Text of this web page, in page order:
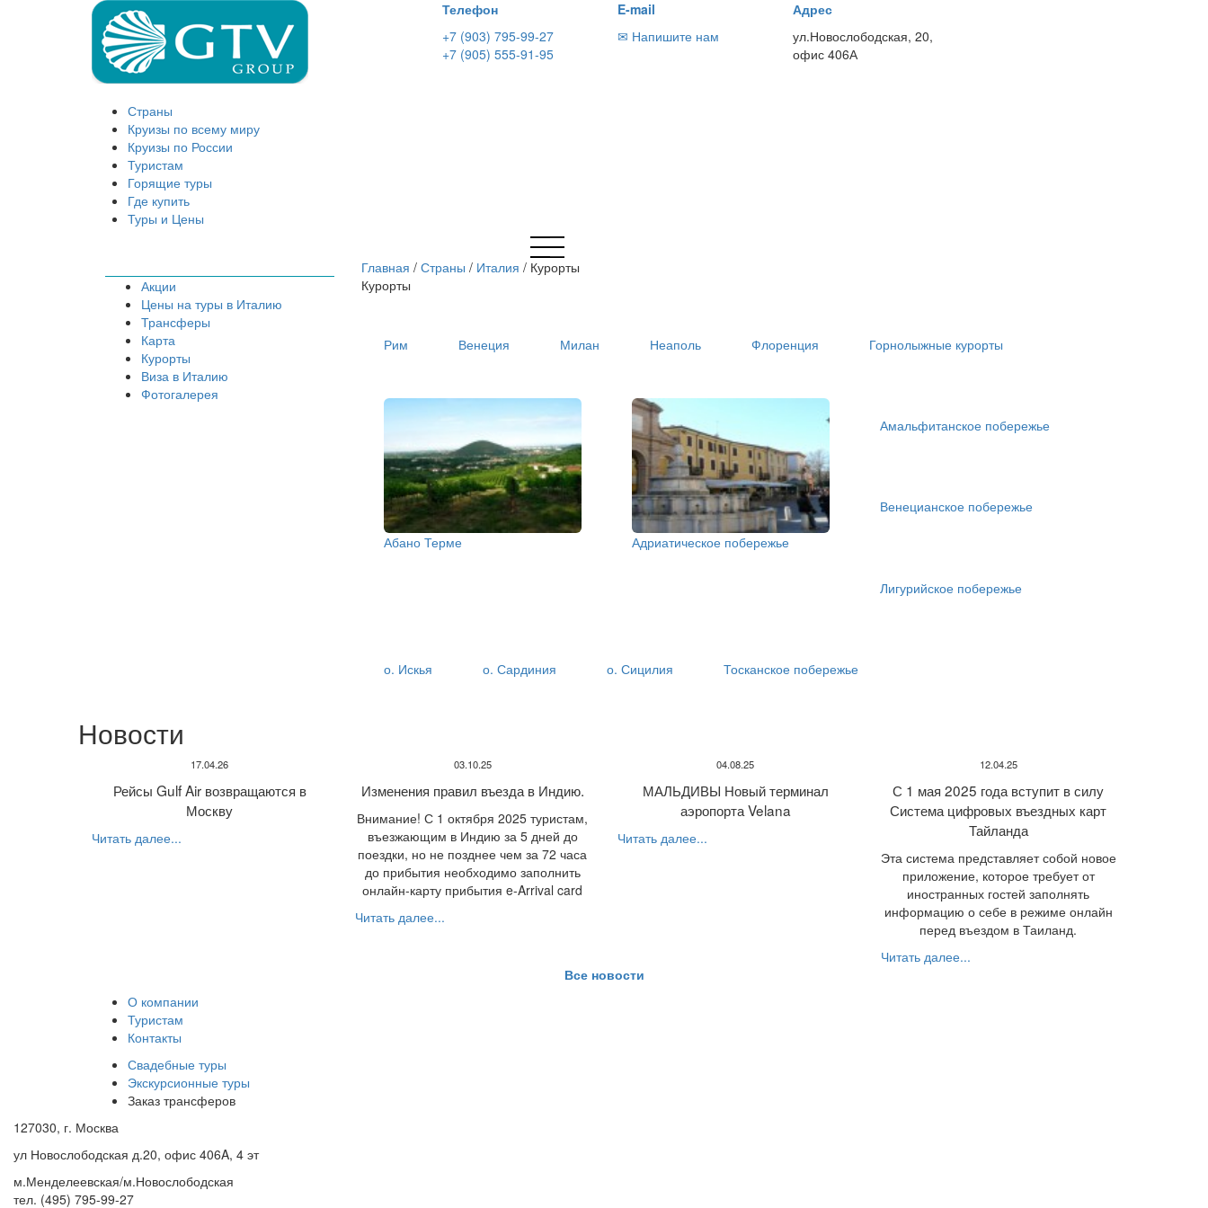
Телефон
+7 (903) 795-99-27
+7 (905) 555-91-95
E-mail
✉ Напишите нам
Адрес
ул.Новослободская, 20,
офис 406А
Страны
Круизы по всему миру
Круизы по России
Туристам
Горящие туры
Где купить
Туры и Цены
Главная / Страны / Италия / Курорты
Курорты
Рим Венеция Милан Неаполь Флоренция Горнолыжные курорты
Абано Терме Адриатическое побережье
Амальфитанское побережье
Венецианское побережье
Лигурийское побережье
о. Искья о. Сардиния о. Сицилия Тосканское побережье
Акции
Цены на туры в Италию
Трансферы
Карта
Курорты
Виза в Италию
Фотогалерея
Новости
17.04.26
Рейсы Gulf Air возвращаются в
Москву
Читать далее...
03.10.25
Изменения правил въезда в Индию.
Внимание! С 1 октября 2025 туристам,
въезжающим в Индию за 5 дней до
поездки, но не позднее чем за 72 часа
до прибытия необходимо заполнить
онлайн-карту прибытия e-Arrival card
Читать далее...
04.08.25
МАЛЬДИВЫ Новый терминал
аэропорта Velana
Читать далее...
12.04.25
С 1 мая 2025 года вступит в силу
Система цифровых въездных карт
Тайланда
Эта система представляет собой новое
приложение, которое требует от
иностранных гостей заполнять
информацию о себе в режиме онлайн
перед въездом в Таиланд.
Читать далее...
Все новости
О компании
Туристам
Контакты
Свадебные туры
Экскурсионные туры
Заказ трансферов
127030, г. Москва
ул Новослободская д.20, офис 406A, 4 эт
м.Менделеевская/м.Новослободская
тел. (495) 795-99-27